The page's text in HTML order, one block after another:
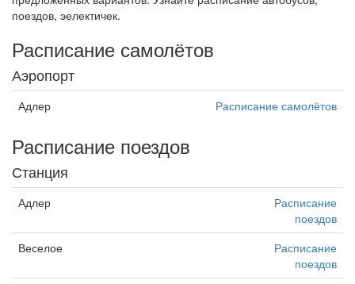
поездов, эелектичек.
Расписание самолётов
Аэропорт
Адлер Расписание самолётов
Расписание поездов
Станция
Адлер
Расписание
поездов
Веселое
Расписание
поездов